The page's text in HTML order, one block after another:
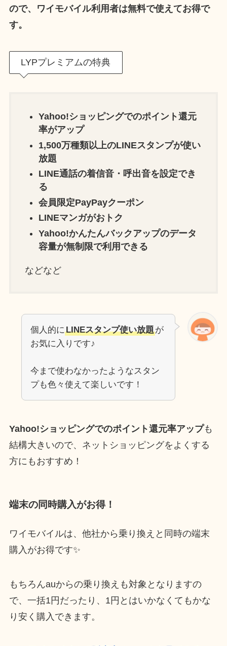
ので、ワイモバイル利用者は無料で使えてお得で
す。
LYPプレミアムの特典
Yahoo!ショッピングでのポイント還元
率がアップ
1,500万種類以上のLINEスタンプが使い
放題
LINE通話の着信音・呼出音を設定でき
る
会員限定PayPayクーポン
LINEマンガがおトク
Yahoo!かんたんバックアップのデータ
容量が無制限で利用できる
などなど
個人的にLINEスタンプ使い放題が
お気に入りです♪
今まで使わなかったようなスタン
プも色々使えて楽しいです！
Yahoo!ショッピングでのポイント還元率アップも
結構大きいので、ネットショッピングをよくする
方にもおすすめ！
端末の同時購入がお得！
ワイモバイルは、他社から乗り換えと同時の端末
購入がお得です✨
もちろんauからの乗り換えも対象となりますの
で、一括1円だったり、1円とはいかなくてもかな
り安く購入できます。